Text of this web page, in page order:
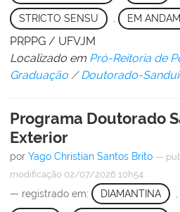
STRICTO SENSU EM
PRPPG / UFVJM
Localizado em Pró-Reitoria de
Graduação /Doutorado-
Programa Doutorado
Exterior
por Yago Christian Santos Brito —
modificação 02/07/2026 10h54
— registrado em: DIAMANTINA